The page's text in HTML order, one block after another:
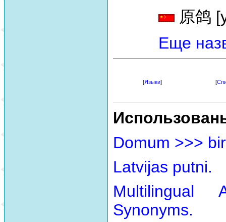
原鸽
Еще
[Языки] [
Domum >>>
Latvijas putni.
Multilingual
Synonyms.